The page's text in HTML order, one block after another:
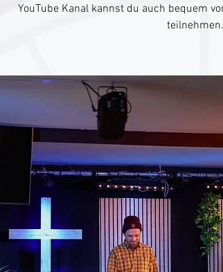
YouTube Kanal kannst du auch bequem
teilnehmen.